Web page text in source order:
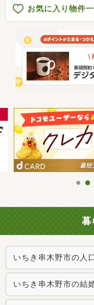
お気に入り物件
暮
いちき串木野市の人
いちき串木野市の結